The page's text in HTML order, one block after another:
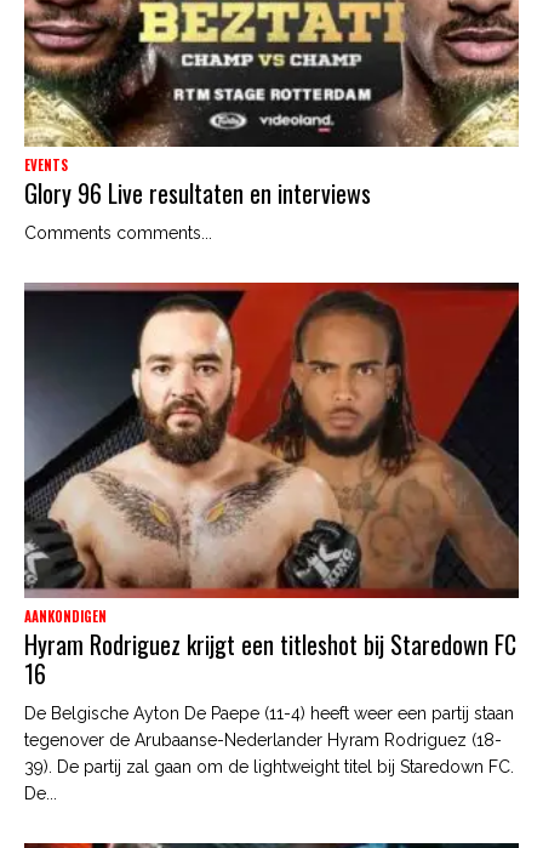
EVENTS
Glory 96 Live resultaten en interviews
Comments comments...
AANKONDIGEN
Hyram Rodriguez krijgt een titleshot bij Staredown FC
16
De Belgische Ayton De Paepe (11-4) heeft weer een partij staan
tegenover de Arubaanse-Nederlander Hyram Rodriguez (18-
39). De partij zal gaan om de lightweight titel bij Staredown FC.
De...